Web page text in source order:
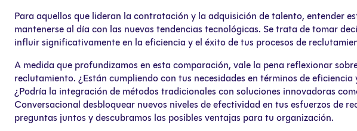
Para aquellos que lideran la contratación y la adquisición de talento, entender
mantenerse al día con las nuevas tendencias tecnológicas. Se trata de tomar
influir significativamente en la eficiencia y el éxito de tus procesos de
A medida que profundizamos en esta comparación, vale la pena reflexionar
reclutamiento. ¿Están cumpliendo con tus necesidades en términos de
¿Podría la integración de métodos tradicionales con soluciones innovadoras
Conversacional desbloquear nuevos niveles de efectividad en tus esfuerzos de
preguntas juntos y descubramos las posibles ventajas para tu organización.